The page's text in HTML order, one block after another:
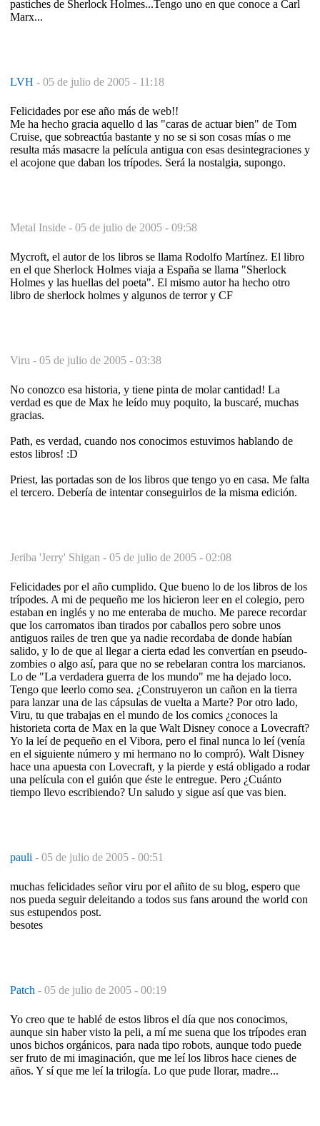
pastiches de Sherlock Holmes...Tengo uno en que conoce a Carl
Marx...
LVH - 05 de julio de 2005 - 11:18
Felicidades por ese año más de web!!
Me ha hecho gracia aquello d las "caras de actuar bien" de Tom
Cruise, que sobreactúa bastante y no se si son cosas mías o me
resulta más masacre la película antigua con esas desintegraciones y
el acojone que daban los trípodes. Será la nostalgia, supongo.
Metal Inside - 05 de julio de 2005 - 09:58
Mycroft, el autor de los libros se llama Rodolfo Martínez. El libro
en el que Sherlock Holmes viaja a España se llama "Sherlock
Holmes y las huellas del poeta". El mismo autor ha hecho otro
libro de sherlock holmes y algunos de terror y CF
Viru - 05 de julio de 2005 - 03:38
No conozco esa historia, y tiene pinta de molar cantidad! La
verdad es que de Max he leído muy poquito, la buscaré, muchas
gracias.
Path, es verdad, cuando nos conocimos estuvimos hablando de
estos libros! :D
Priest, las portadas son de los libros que tengo yo en casa. Me falta
el tercero. Debería de intentar conseguirlos de la misma edición.
Jeriba 'Jerry' Shigan - 05 de julio de 2005 - 02:08
Felicidades por el año cumplido. Que bueno lo de los libros de los
trípodes. A mi de pequeño me los hicieron leer en el colegio, pero
estaban en inglés y no me enteraba de mucho. Me parece recordar
que los carromatos iban tirados por caballos pero sobre unos
antiguos railes de tren que ya nadie recordaba de donde habían
salido, y lo de que al llegar a cierta edad les convertían en pseudo-
zombies o algo así, para que no se rebelaran contra los marcianos.
Lo de "La verdadera guerra de los mundo" me ha dejado loco.
Tengo que leerlo como sea. ¿Construyeron un cañon en la tierra
para lanzar una de las cápsulas de vuelta a Marte? Por otro lado,
Viru, tu que trabajas en el mundo de los comics ¿conoces la
historieta corta de Max en la que Walt Disney conoce a Lovecraft?
Yo la leí de pequeño en el Vibora, pero el final nunca lo leí (venía
en el siguiente número y mi hermano no lo compró). Walt Disney
hace una apuesta con Lovecraft, y la pierde y está obligado a rodar
una película con el guión que éste le entregue. Pero ¿Cuánto
tiempo llevo escribiendo? Un saludo y sigue así que vas bien.
pauli - 05 de julio de 2005 - 00:51
muchas felicidades señor viru por el añito de su blog, espero que
nos pueda seguir deleitando a todos sus fans around the world con
sus estupendos post.
besotes
Patch - 05 de julio de 2005 - 00:19
Yo creo que te hablé de estos libros el día que nos conocimos,
aunque sin haber visto la peli, a mí me suena que los trípodes eran
unos bichos orgánicos, para nada tipo robots, aunque todo puede
ser fruto de mi imaginación, que me leí los libros hace cienes de
años. Y sí que me leí la trilogía. Lo que pude llorar, madre...